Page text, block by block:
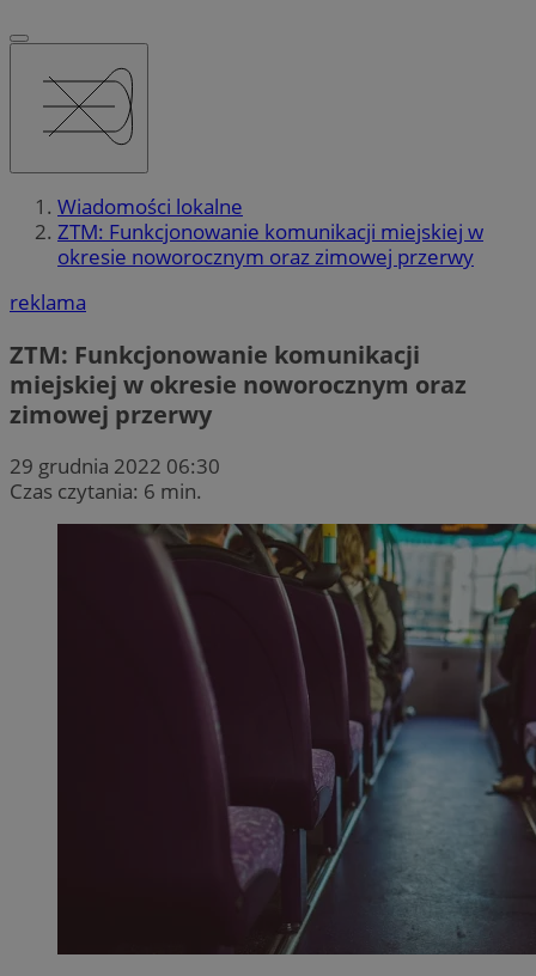
Wiadomości lokalne
ZTM: Funkcjonowanie komunikacji miejskiej w
okresie noworocznym oraz zimowej przerwy
reklama
ZTM: Funkcjonowanie komunikacji
miejskiej w okresie noworocznym oraz
zimowej przerwy
29 grudnia 2022 06:30
Czas czytania: 6 min.